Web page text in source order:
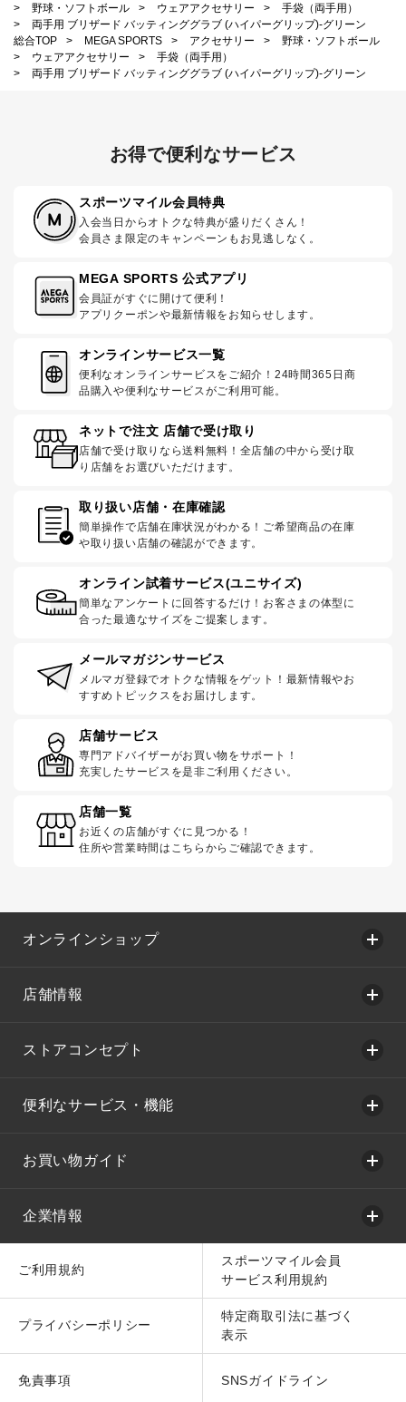
>
野球・ソフトボール > ウェアアクセサリー >
手袋（両手用）
>
両手用 ブリザード バッティンググラブ (ハイパーグリップ)-グリーン
総合TOP
> MEGA SPORTS > アクセサリー >
野球・ソフトボール
>
ウェアアクセサリー >
手袋（両手用）
>
両手用 ブリザード バッティンググラブ (ハイパーグリップ)-グリーン
お得で便利なサービス
スポーツマイル会員特典
入会当日からオトクな特典が盛りだくさん！
会員さま限定のキャンペーンもお見逃しなく。
MEGA SPORTS 公式アプリ
会員証がすぐに開けて便利！
アプリクーポンや最新情報をお知らせします。
オンラインサービス一覧
便利なオンラインサービスをご紹介！24時間365日商
品購入や便利なサービスがご利用可能。
ネットで注文 店舗で受け取り
店舗で受け取りなら送料無料！全店舗の中から受け取
り店舗をお選びいただけます。
取り扱い店舗・在庫確認
簡単操作で店舗在庫状況がわかる！ご希望商品の在庫
や取り扱い店舗の確認ができます。
オンライン試着サービス(ユニサイズ)
簡単なアンケートに回答するだけ！お客さまの体型に
合った最適なサイズをご提案します。
メールマガジンサービス
メルマガ登録でオトクな情報をゲット！最新情報やお
すすめトピックスをお届けします。
店舗サービス
専門アドバイザーがお買い物をサポート！
充実したサービスを是非ご利用ください。
店舗一覧
お近くの店舗がすぐに見つかる！
住所や営業時間はこちらからご確認できます。
オンラインショップ
店舗情報
ストアコンセプト
便利なサービス・機能
お買い物ガイド
企業情報
ご利用規約
スポーツマイル会員
サービス利用規約
プライバシーポリシー
特定商取引法に基づく
表示
免責事項 SNSガイドライン